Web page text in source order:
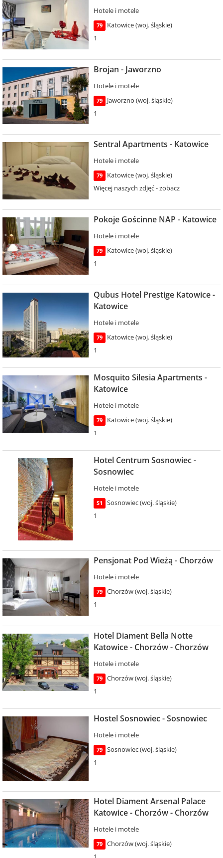
Hotele i motele
79
Katowice (woj. śląskie)
1
Brojan - Jaworzno
Hotele i motele
79
Jaworzno (woj. śląskie)
1
Sentral Apartments - Katowice
Hotele i motele
79
Katowice (woj. śląskie)
Więcej naszych zdjęć - zobacz
Pokoje Gościnne NAP - Katowice
Hotele i motele
79
Katowice (woj. śląskie)
1
Qubus Hotel Prestige Katowice -
Katowice
Hotele i motele
79
Katowice (woj. śląskie)
1
Mosquito Silesia Apartments -
Katowice
Hotele i motele
79
Katowice (woj. śląskie)
1
Hotel Centrum Sosnowiec -
Sosnowiec
Hotele i motele
S1
Sosnowiec (woj. śląskie)
1
Pensjonat Pod Wieżą - Chorzów
Hotele i motele
79
Chorzów (woj. śląskie)
1
Hotel Diament Bella Notte
Katowice - Chorzów - Chorzów
Hotele i motele
79
Chorzów (woj. śląskie)
1
Hostel Sosnowiec - Sosnowiec
Hotele i motele
79
Sosnowiec (woj. śląskie)
1
Hotel Diament Arsenal Palace
Katowice - Chorzów - Chorzów
Hotele i motele
79
Chorzów (woj. śląskie)